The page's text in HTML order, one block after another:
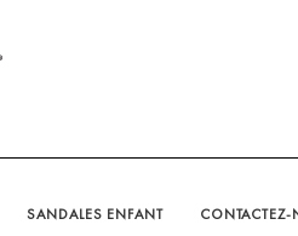
SANDALES ENFANT CONTACTEZ-